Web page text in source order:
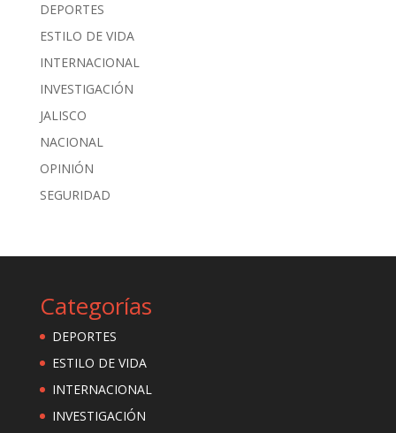
DEPORTES
ESTILO DE VIDA
INTERNACIONAL
INVESTIGACIÓN
JALISCO
NACIONAL
OPINIÓN
SEGURIDAD
Categorías
DEPORTES
ESTILO DE VIDA
INTERNACIONAL
INVESTIGACIÓN